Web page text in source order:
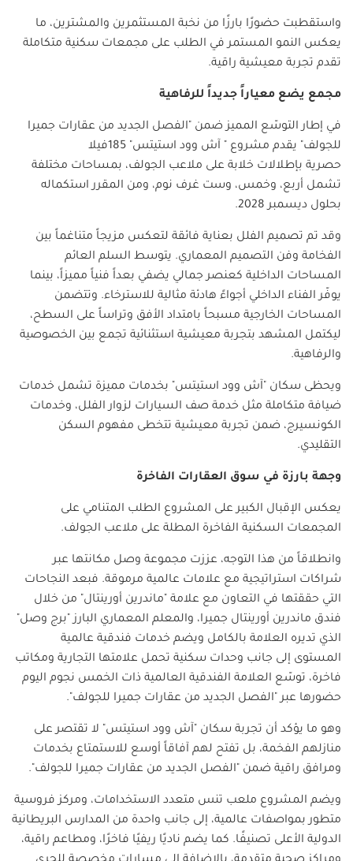
واستقطبت حضورًا بارزًا من نخبة المستثمرين والمشترين، ما
يعكس النمو المستمر في الطلب على مجمعات سكنية متكاملة
تقدم تجربة معيشية راقية.
مجمع يضع معياراً جديداً للرفاهية
في إطار التوسّع المميز ضمن "الفصل الجديد من عقارات جميرا
للجولف" يقدم مشروع " آش وود استيتس" 185فيلا
حصرية بإطلالات خلابة على ملاعب الجولف، بمساحات مختلفة
تشمل أربع، وخمس، وست غرف نوم، ومن المقرر استكماله
بحلول ديسمبر 2028
.
وقد تم تصميم الفلل بعناية فائقة لتعكس مزيجاً متناغماً بين
الفخامة وفن التصميم المعماري. يتوسط السلم العائم
المساحات الداخلية كعنصر جمالي يضفي بعداً فنياً مميزاً، بينما
يوفّر الفناء الداخلي أجواءً هادئة مثالية للاسترخاء. وتتضمن
المساحات الخارجية مسبحاً بامتداد الأفق وتراساً على السطح،
ليكتمل المشهد بتجربة معيشية استثنائية تجمع بين الخصوصية
والرفاهية.
ويحظى سكان "آش وود استيتس" بخدمات مميزة تشمل خدمات
ضيافة متكاملة مثل خدمة صف السيارات لزوار الفلل، وخدمات
الكونسيرج، ضمن تجربة معيشية تتخطى مفهوم السكن
التقليدي.
وجهة بارزة في سوق العقارات الفاخرة
يعكس الإقبال الكبير على المشروع الطلب المتنامي على
المجمعات السكنية الفاخرة المطلة على ملاعب الجولف.
وانطلاقاً من هذا التوجه، عززت مجموعة وصل مكانتها عبر
شراكات استراتيجية مع علامات عالمية مرموقة. فبعد النجاحات
التي حققتها في التعاون مع علامة "ماندرين أورينتال" من خلال
فندق ماندرين أورينتال جميرا، والمعلم المعماري البارز "برج وصل"
الذي تديره العلامة بالكامل ويضم خدمات فندقية عالمية
المستوى إلى جانب وحدات سكنية تحمل علامتها التجارية ومكاتب
فاخرة، توسّع العلامة الفندقية العالمية ذات الخمس نجوم اليوم
حضورها عبر "الفصل الجديد من عقارات جميرا للجولف ".
وهو ما يؤكد أن تجربة سكان "آش وود استيتس" لا تقتصر على
منازلهم الفخمة، بل تفتح لهم آفاقاً أوسع للاستمتاع بخدمات
ومرافق راقية ضمن
الفصل الجديد من عقارات جميرا للجولف ".
ويضم المشروع ملعب تنس متعدد الاستخدامات، ومركز فروسية
متطور بمواصفات عالمية، إلى جانب واحدة من المدارس البريطانية
الدولية الأعلى تصنيفًا. كما يضم ناديًا ريفيًا فاخرًا، ومطاعم راقية،